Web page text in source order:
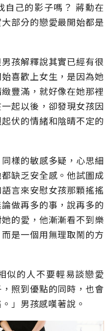
自己的影子嗎？ 蔣勳在
部分的戀愛最開始都是
孩解釋說其實已經有很
喜歡上女生，是因為她
豐滿，就好像在她那裡
起以後，卻發現女孩因
伏的情緒和陰晴不定的
樣的敏感多疑，心思細
缺乏安全感。他試圖成
言來安慰女孩那顆搖搖
做再多的事，說再多的
的愛，他漸漸看不到樂
是一個用無理取鬧的方
似的人不要輕易談戀愛
照到優點的同時，也會
」男孩感嘆著說。